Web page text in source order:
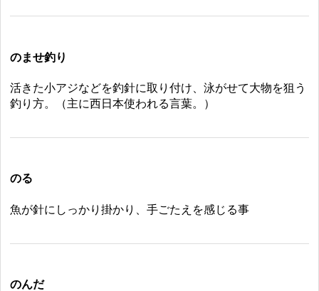
のませ釣り
活きた小アジなどを釣針に取り付け、泳がせて大物を狙う
釣り方。（主に西日本使われる言葉。）
のる
魚が針にしっかり掛かり、手ごたえを感じる事
のんだ